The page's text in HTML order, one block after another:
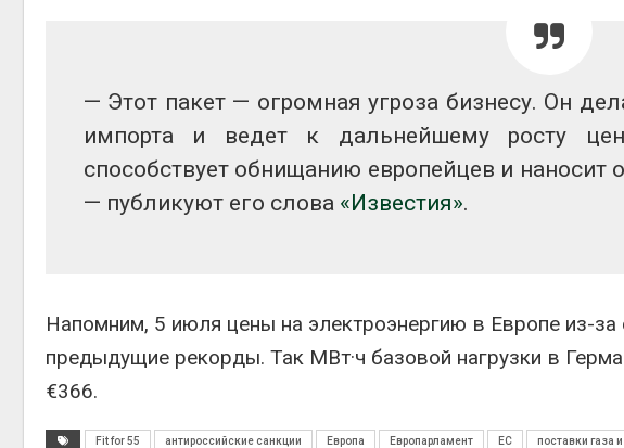
— Этот пакет — огромная угроза бизнесу. Он
импорта и ведет к дальнейшему росту
способствует обнищанию европейцев и
— публикуют его слова «Известия».
Напомним, 5 июля цены на электроэнергию в Европе из-
предыдущие рекорды. Так МВт·ч базовой нагрузки в
€366.
Fit for 55 антироссийские санкции Европа Европарламент ЕС поставки газа
тыс.
МЕГА и
вторсырья
Авг 6, 2026